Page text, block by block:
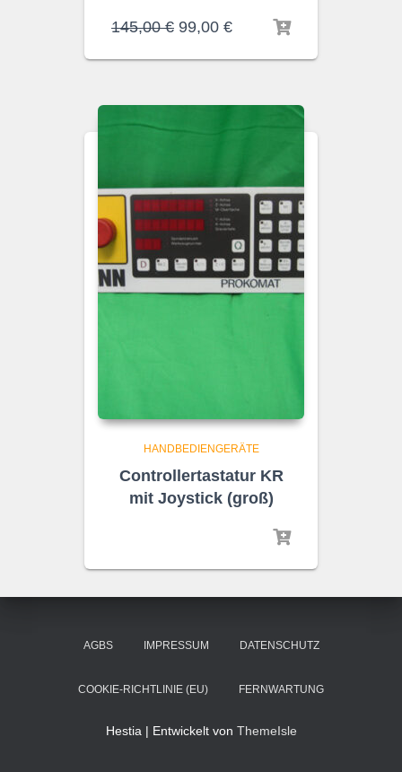
145,00€ 99,00 €
HANDBEDIENGERÄTE
Controllertastatur KR
mit Joystick (groß)
AGBS IMPRESSUM DATENSCHUTZ
COOKIE-RICHTLINIE (EU) FERNWARTUNG
Hestia | Entwickelt von ThemeIsle